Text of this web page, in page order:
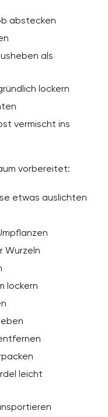
abstecken
als
lockern
vermischt ins
vorbereitet:
etwas auslichten
Wurzeln
lockern
leicht